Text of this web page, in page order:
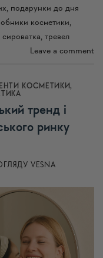
, подарунки до дня
косметики,
сироватка, тревел
Leave a comment
КОСМЕТИКИ ,
тренд і
ринку
VESNA